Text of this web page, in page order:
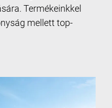
Termékeinkkel
mellett top-